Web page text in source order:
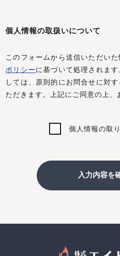
個人情報の取扱いについて
このフォームから送信いただい
ポリシーに基づいて処理されま
しては、原則的にお問合せに対
ただきます。上記にご同意の上、
個人情報の取
入力内容を